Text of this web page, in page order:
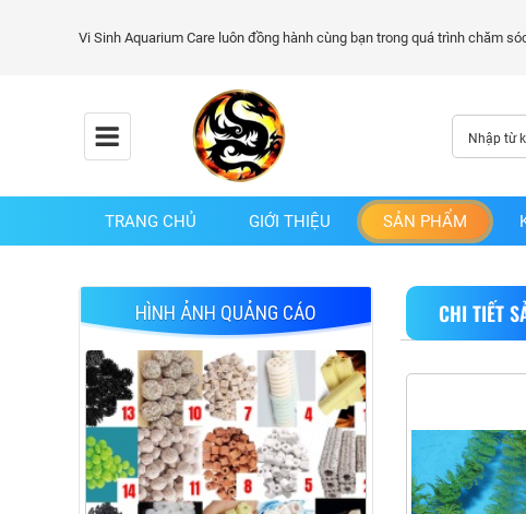
TRANG CHỦ GIỚI THIỆU SẢN PHẨM
HÌNH ẢNH QUẢNG CÁO CHI TIẾT